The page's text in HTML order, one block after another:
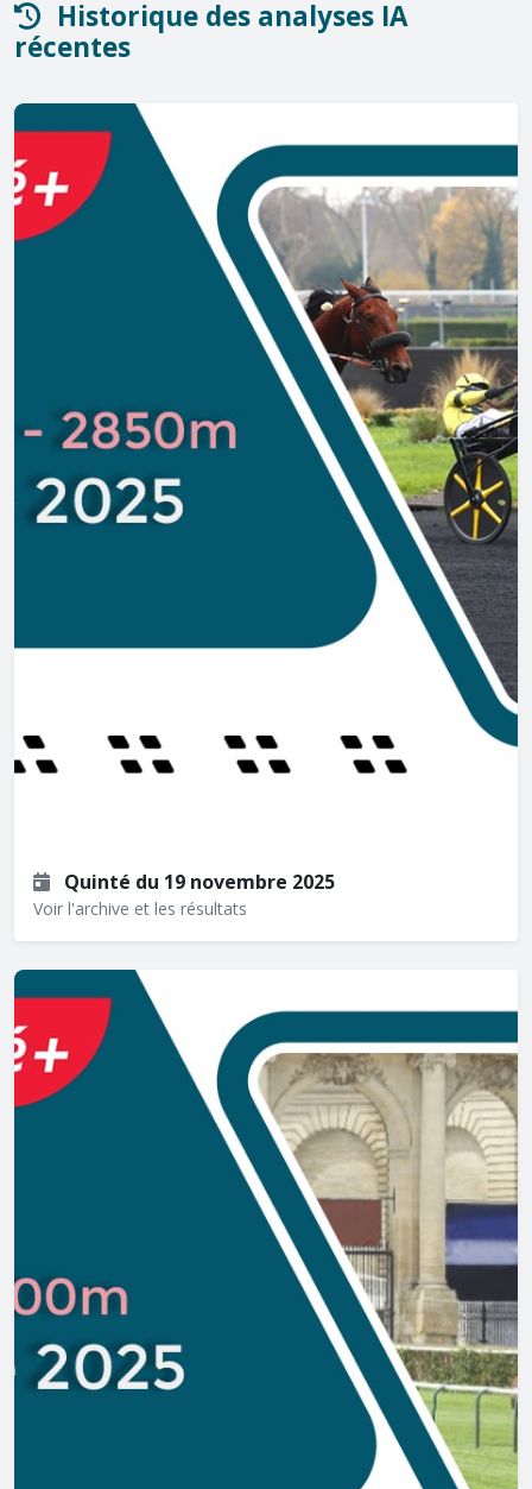
Historique des analyses IA
récentes
Quinté du 19 novembre 2025
Voir l'archive et les résultats